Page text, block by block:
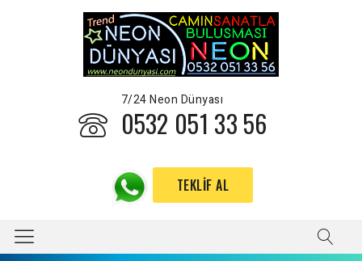
7/24 Neon Dünyası
0532 051 33 56
TEKLIF AL